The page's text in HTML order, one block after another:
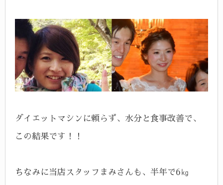
ダイエットマシンに頼らず、水分と食事改善で、
この結果です！！
ちなみに当店スタッフまみさんも、半年で6㎏